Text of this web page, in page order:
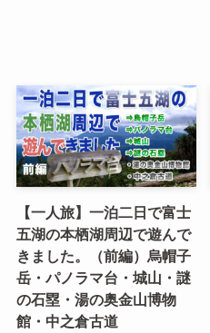
【一人旅】一泊二日で富士
五湖の本栖湖周辺で遊んで
きました。（前編）烏帽子
岳・パノラマ台・城山・謎
の石塁・湯の奥金山博物
館・中之倉古道